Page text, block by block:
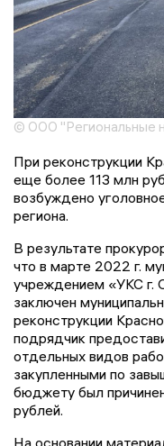
© ООО "Региональные
При реконструкции
еще более 113 млн
возбуждено
региона.
В результате
что в марте 2022 г.
учреждением «УКС
заключен
реконструкции
подрядчик
отдельных видов
закупленными по
бюджету был
рублей.